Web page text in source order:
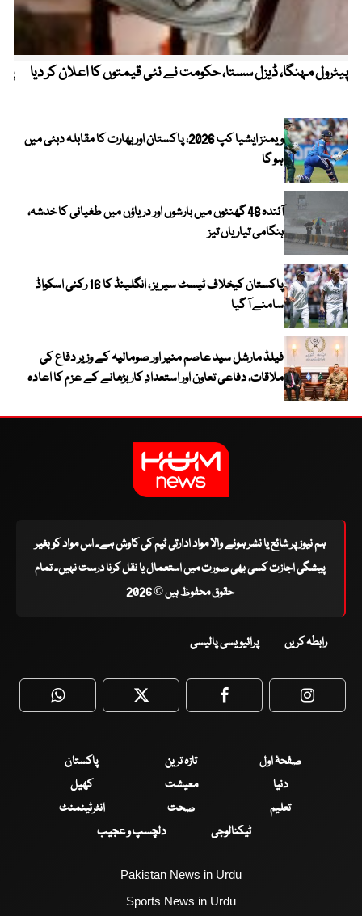
پیٹرول مہنگا، ڈیزل سستا، حکومت نے نئی قیمتوں کا اعلان کر دیا
ویمنز ایشیا کپ 2026، پاکستان اور بھارت کا مقابلہ دبئی میں
ہو گا
آئندہ 48 گھنٹوں میں بارشوں اور دریاؤں میں طغیانی کا خدشہ،
ہنگامی تیاریاں تیز
پاکستان کیخلاف ٹیسٹ سیریز ، انگلینڈ کا 16 رکنی اسکواڈ
سامنے آ گیا
فیلڈ مارشل سید عاصم منیر اور صومالیہ کے وزیر دفاع کی
ملاقات، دفاعی تعاون اور استعدادِ کار بڑھانے کے عزم کا اعادہ
ہم نیوز پر شائع یا نشر ہونے والا مواد ادارتی ٹیم کی کاوش ہے۔ اس مواد کو بغیر
پیشگی اجازت کسی بھی صورت میں استعمال یا نقل کرنا درست نہیں۔ تمام
حقوق محفوظ ہیں © 2026
رابطہ کریں پرائیویسی پالیسی
WhatsApp Twitter Facebook
صفحۂ اول تازہ ترین
پاکستان
دنیا
معیشت
کھیل
تعلیم
صحت
انٹرٹینمنٹ
ٹیکنالوجی
دلچسپ و عجیب
Pakistan News in Urdu
Sports News in Urdu